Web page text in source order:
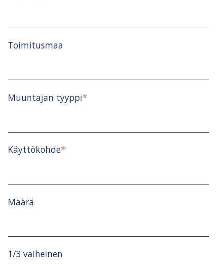
Toimitusmaa
Muuntajan tyyppi*
Käyttökohde*
Määrä
1/3 vaiheinen